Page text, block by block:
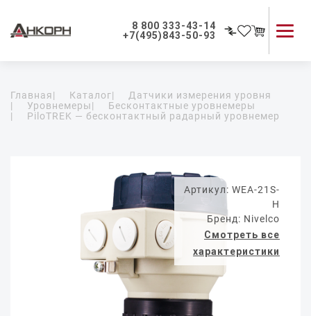
8 800 333-43-14
+7(495)843-50-93
Применение приборов
Как мы работаем
Главная| Каталог|
Датчики измерения уровня
|
Уровнемеры|
Бесконтактные уровнемеры
|
PiloTREK — бесконтактный радарный уровнемер
Артикул: WEA-21S-
H
Бренд: Nivelco
Смотреть все
характеристики